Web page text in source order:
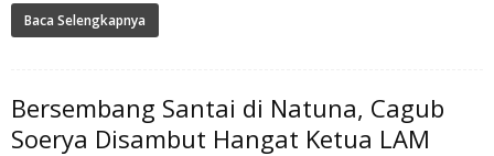
Baca Selengkapnya
Bersembang Santai di Natuna, Cagub
Soerya Disambut Hangat Ketua LAM